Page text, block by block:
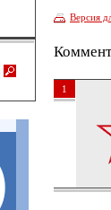
Версия
1